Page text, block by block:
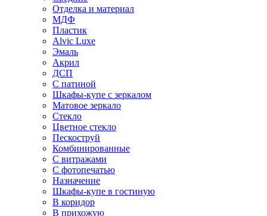
Отделка и материал
МДФ
Пластик
Alvic Luxe
Эмаль
Акрил
ДСП
С патиной
Шкафы-купе с зеркалом
Матовое зеркало
Стекло
Цветное стекло
Пескоструй
Комбинированные
С витражами
С фотопечатью
Назначение
Шкафы-купе в гостиную
В коридор
В прихожую